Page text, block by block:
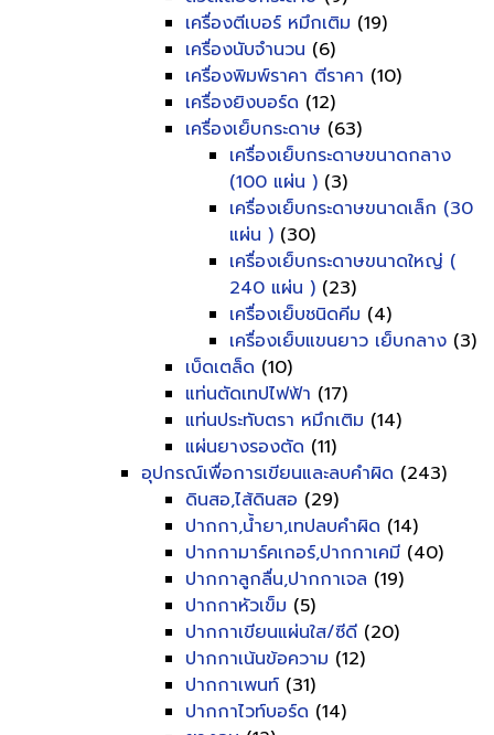
เครื่องตีเบอร์ หมึกเติม (19)
เครื่องนับจำนวน (6)
เครื่องพิมพ์ราคา ตีราคา (10)
เครื่องยิงบอร์ด (12)
เครื่องเย็บกระดาษ (63)
เครื่องเย็บกระดาษขนาดกลาง
(100 แผ่น ) (3)
เครื่องเย็บกระดาษขนาดเล็ก (30
แผ่น ) (30)
เครื่องเย็บกระดาษขนาดใหญ่ (
240 แผ่น ) (23)
เครื่องเย็บชนิดคีม (4)
เครื่องเย็บแขนยาว เย็บกลาง (3)
เบ็ดเตล็ด (10)
แท่นตัดเทปไฟฟ้า (17)
แท่นประทับตรา หมึกเติม (14)
แผ่นยางรองตัด (11)
อุปกรณ์เพื่อการเขียนและลบคำผิด (243)
ดินสอ,ไส้ดินสอ (29)
ปากกา,น้ำยา,เทปลบคำผิด (14)
ปากกามาร์คเกอร์,ปากกาเคมี (40)
ปากกาลูกลื่น,ปากกาเจล (19)
ปากกาหัวเข็ม (5)
ปากกาเขียนแผ่นใส/ซีดี (20)
ปากกาเน้นข้อความ (12)
ปากกาเพนท์ (31)
ปากกาไวท์บอร์ด (14)